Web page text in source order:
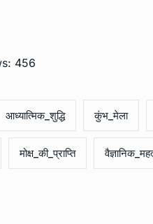
456
आध्यात्मिक_शुद्धि कुंभ_मेला
मोक्ष_की_प्राप्ति